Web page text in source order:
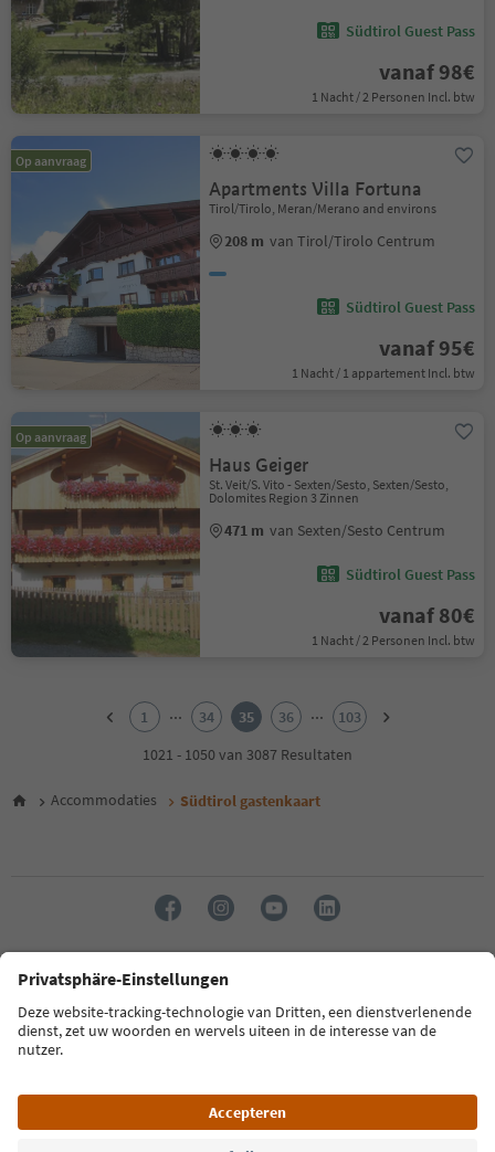
Südtirol Guest Pass
vanaf 98€
1 Nacht / 2 Personen Incl. btw
Op aanvraag
Apartments Villa Fortuna
Tirol/Tirolo, Meran/Merano and environs
208 m van Tirol/Tirolo Centrum
Südtirol Guest Pass
vanaf 95€
1 Nacht / 1 appartement Incl. btw
Op aanvraag
Haus Geiger
St. Veit/S. Vito - Sexten/Sesto, Sexten/Sesto,
Dolomites Region 3 Zinnen
471 m van Sexten/Sesto Centrum
Südtirol Guest Pass
vanaf 80€
1 Nacht / 2 Personen Incl. btw
6
13
14
16
17
18
20
21
1 ... 34 35 36 ...
103
1021 - 1050 van 3087 Resultaten
Accommodaties Südtirol gastenkaart
Taal: Nederlands
FAQ Contactgegevens Pers MICE
Privacybeleid
Toegankelijkheid